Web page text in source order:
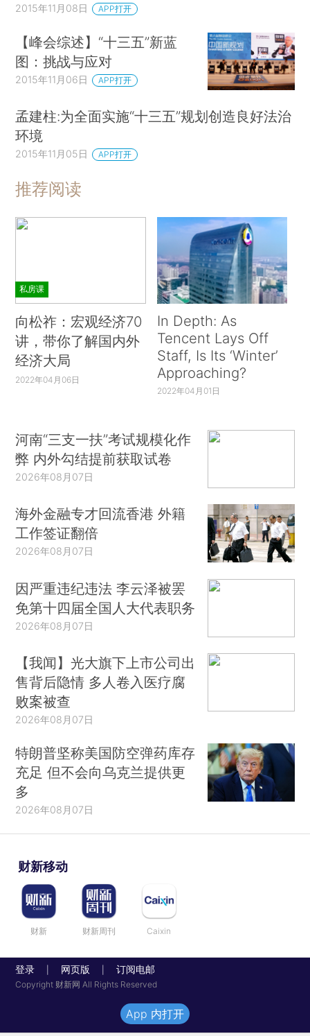
2015年11月08日 APP打开
【峰会综述】“十三五”新蓝
图：挑战与应对
2015年11月06日 APP打开
孟建柱:为全面实施“十三五”规划创造良好法治
环境
2015年11月05日 APP打开
推荐阅读
私房课
向松祚：宏观经济70
讲，带你了解国内外
经济大局
2022年04月06日
In Depth: As
Tencent Lays Off
Staff, Is Its ‘Winter’
Approaching?
2022年04月01日
河南“三支一扶”考试规模化作
弊 内外勾结提前获取试卷
2026年08月07日
海外金融专才回流香港 外籍
工作签证翻倍
2026年08月07日
因严重违纪违法 李云泽被罢
免第十四届全国人大代表职务
2026年08月07日
【我闻】光大旗下上市公司出
售背后隐情 多人卷入医疗腐
败案被查
2026年08月07日
特朗普坚称美国防空弹药库存
充足 但不会向乌克兰提供更
多
2026年08月07日
财新移动
财新 财新周刊 Caixin
登录 网页版 订阅电邮
Copyright 财新网 All Rights Reserved
App 内打开